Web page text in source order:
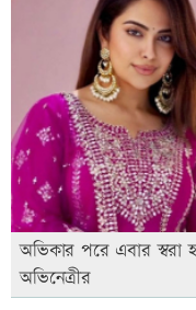
অভিকার পরে এবার স্বরা
অভিনেত্রীর